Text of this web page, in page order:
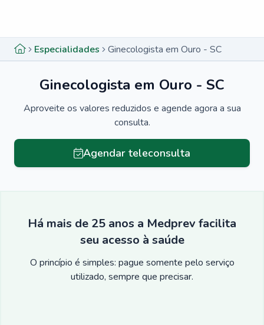
Especialidades Ginecologista em Ouro - SC
Ginecologista em Ouro - SC
Aproveite os valores reduzidos e agende agora a sua
consulta.
Agendar teleconsulta
Há mais de 25 anos a Medprev facilita
seu acesso à saúde
O princípio é simples: pague somente pelo serviço
utilizado, sempre que precisar.